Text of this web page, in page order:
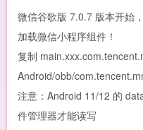
微信谷歌版 7.0.7 版本开始
加载微信小程序组件！
复制
Android/obb/
注意：Android 11/12 的
件管理器才能读写